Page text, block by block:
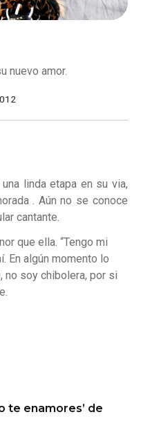
nuevo amor.
linda etapa en su via,
. Aún no se conoce
cantante.
que ella. “Tengo mi
En algún momento lo
no soy chibolera, por si
te enamores’ de